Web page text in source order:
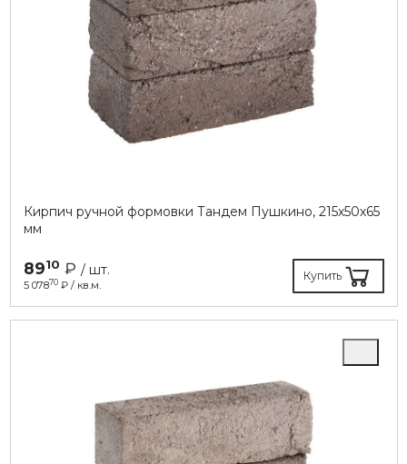
Кирпич ручной формовки Тандем Пушкино, 215х50х65
мм
8910 ₽ / шт.
5 07870₽ / кв.м.
Купить